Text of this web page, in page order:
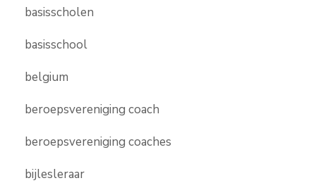
basisscholen
basisschool
belgium
beroepsvereniging coach
beroepsvereniging coaches
bijlesleraar